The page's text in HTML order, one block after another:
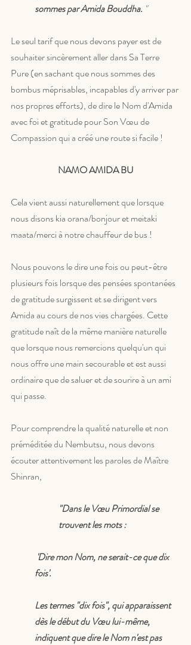
sommes par Amida Bouddha. "
Le seul tarif que nous devons payer est de
souhaiter sincèrement aller dans Sa Terre
Pure (en sachant que nous sommes des
bombus méprisables, incapables d'y arriver par
nos propres efforts), de dire le Nom d'Amida
avec foi et gratitude pour Son Vœu de
Compassion qui a créé une route si facile !
NAMO AMIDA BU
Cela vient aussi naturellement que lorsque
nous disons kia orana/bonjour et meitaki
maata/merci à notre chauffeur de bus !
Nous pouvons le dire une fois ou peut-être
plusieurs fois lorsque des pensées spontanées
de gratitude surgissent et se dirigent vers
Amida au cours de nos vies chargées. Cette
gratitude naît de la même manière naturelle
que lorsque nous remercions quelqu'un qui
nous offre une main secourable et est aussi
ordinaire que de saluer et de sourire à un ami
qui passe.
Pour comprendre la qualité naturelle et non
préméditée du Nembutsu, nous devons
écouter attentivement les paroles de Maître
Shinran,
"Dans le Vœu Primordial se
trouvent les mots :
fois'.
Les termes "dix fois", qui apparaissent
dès le début du Vœu lui-même,
indiquent que dire le Nom n'est pas